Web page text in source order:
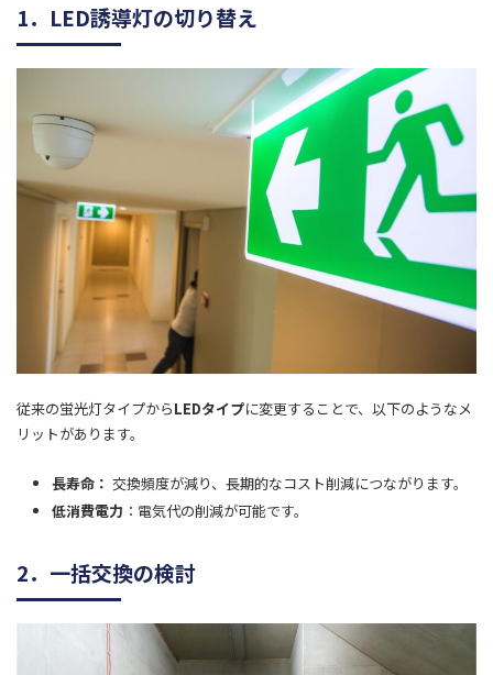
1．LED誘導灯の切り替え
従来の蛍光灯タイプからLEDタイプに変更することで、以下のようなメ
リットがあります。
長寿命： 交換頻度が減り、長期的なコスト削減につながります。
低消費電力 ：電気代の削減が可能です。
2．一括交換の検討